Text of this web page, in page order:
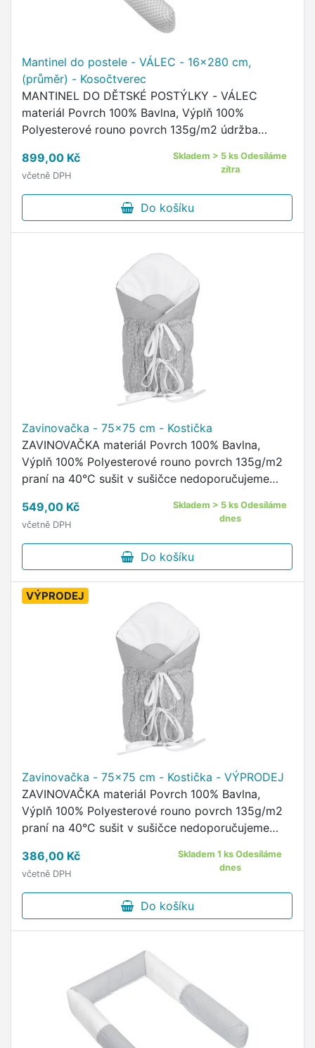
Mantinel do postele - VÁLEC - 16x280 cm,
(průměr) - Kosočtverec
MANTINEL DO DĚTSKÉ POSTÝLKY - VÁLEC
materiál Povrch 100% Bavlna, Výplň 100%
Polyesterové rouno povrch 135g/m2 údržba
sušičce nedoporučujeme údržba výplně …
899,00 Kč
včetně DPH
Skladem > 5 ks Odesíláme
zítra
Do košíku
Zavinovačka - 75x75 cm - Kostička
ZAVINOVAČKA materiál Povrch 100% Bavlna,
Výplň 100% Polyesterové rouno povrch 135g/m2
praní na 40°C sušit v sušičce nedoporučujeme
zavinovačka se zapíná na suchý …
549,00 Kč
včetně DPH
Skladem > 5 ks Odesíláme
dnes
Do košíku
VÝPRODEJ
Zavinovačka - 75x75 cm - Kostička - VÝPRODEJ
ZAVINOVAČKA materiál Povrch 100% Bavlna,
Výplň 100% Polyesterové rouno povrch 135g/m2
praní na 40°C sušit v sušičce nedoporučujeme
zavinovačka se zapíná na suchý …
386,00 Kč
včetně DPH
Skladem 1 ks Odesíláme
dnes
Do košíku